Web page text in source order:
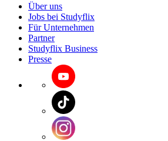
Über uns
Jobs bei Studyflix
Für Unternehmen
Partner
Studyflix Business
Presse